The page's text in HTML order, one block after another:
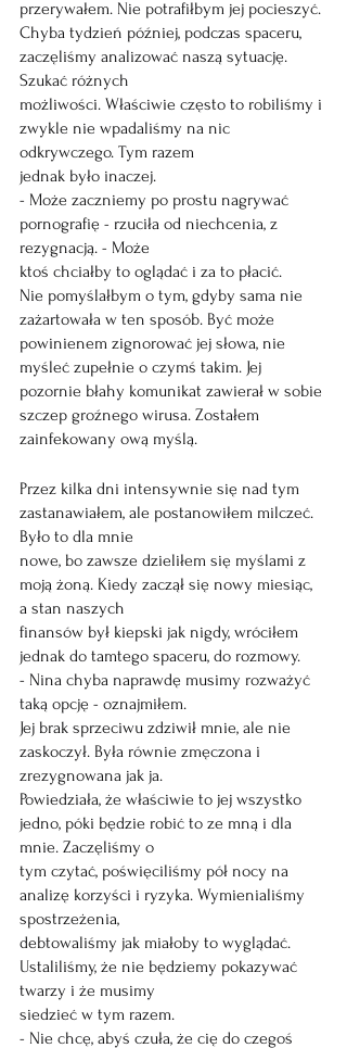
przerywałem. Nie potrafiłbym jej pocieszyć.
Chyba tydzień później, podczas spaceru,
zaczęliśmy analizować naszą sytuację.
Szukać różnych
możliwości. Właściwie często to robiliśmy i
zwykle nie wpadaliśmy na nic
odkrywczego. Tym razem
jednak było inaczej.
- Może zaczniemy po prostu nagrywać
pornografię - rzuciła od niechcenia, z
rezygnacją. - Może
ktoś chciałby to oglądać i za to płacić.
Nie pomyślałbym o tym, gdyby sama nie
zażartowała w ten sposób. Być może
powinienem zignorować jej słowa, nie
myśleć zupełnie o czymś takim. Jej
pozornie błahy komunikat zawierał w sobie
szczep groźnego wirusa. Zostałem
zainfekowany ową myślą.
Przez kilka dni intensywnie się nad tym
zastanawiałem, ale postanowiłem milczeć.
Było to dla mnie
nowe, bo zawsze dzieliłem się myślami z
moją żoną. Kiedy zaczął się nowy miesiąc,
a stan naszych
finansów był kiepski jak nigdy, wróciłem
jednak do tamtego spaceru, do rozmowy.
- Nina chyba naprawdę musimy rozważyć
taką opcję - oznajmiłem.
Jej brak sprzeciwu zdziwił mnie, ale nie
zaskoczył. Była równie zmęczona i
zrezygnowana jak ja.
Powiedziała, że właściwie to jej wszystko
jedno, póki będzie robić to ze mną i dla
mnie. Zaczęliśmy o
tym czytać, poświęciliśmy pół nocy na
analizę korzyści i ryzyka. Wymienialiśmy
spostrzeżenia,
debtowaliśmy jak miałoby to wyglądać.
Ustaliliśmy, że nie będziemy pokazywać
twarzy i że musimy
siedzieć w tym razem.
- Nie chcę, abyś czuła, że cię do czegoś